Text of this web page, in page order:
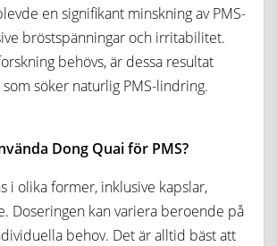
en signifikant minskning av PMS-
bröstspänningar och irritabilitet.
behövs, är dessa resultat
söker naturlig PMS-lindring.
Dong Quai för PMS?
i olika former, inklusive kapslar,
Doseringen kan variera beroende på
behov. Det är alltid bäst att